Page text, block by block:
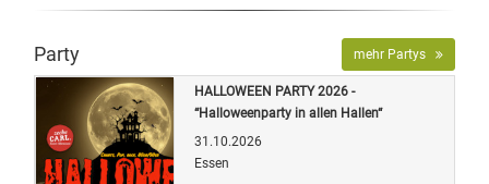
Party mehr Partys
HALLOWEEN PARTY 2026 -
“Halloweenparty in allen Hallen“
31.10.2026
Essen